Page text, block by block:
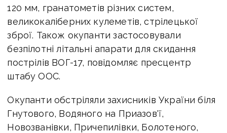
120 мм, гранатометів різних систем,
великокаліберних кулеметів, стрілецької
зброї. Також окупанти застосовували
безпілотні літальні апарати для скидання
пострілів ВОГ-17, повідомляє пресцентр
штабу ООС.
Окупанти обстріляли захисників України біля
Гнутового, Водяного на Приазов'ї,
Новозванівки, Причепилівки, Болотеного,